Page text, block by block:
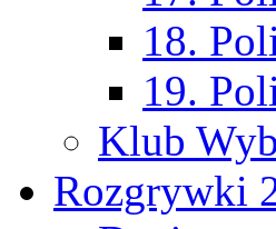
18.
19.
Klub
Rozgrywki